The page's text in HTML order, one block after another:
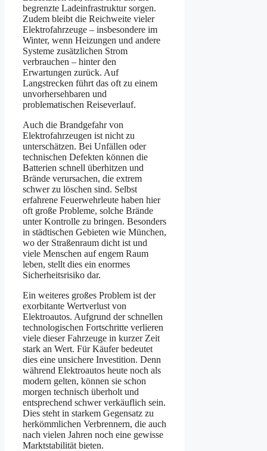
begrenzte Ladeinfrastruktur sorgen.
Zudem bleibt die Reichweite vieler
Elektrofahrzeuge – insbesondere im
Winter, wenn Heizungen und andere
Systeme zusätzlichen Strom
verbrauchen – hinter den
Erwartungen zurück. Auf
Langstrecken führt das oft zu einem
unvorhersehbaren und
problematischen Reiseverlauf.
Auch die Brandgefahr von
Elektrofahrzeugen ist nicht zu
unterschätzen. Bei Unfällen oder
technischen Defekten können die
Batterien schnell überhitzen und
Brände verursachen, die extrem
schwer zu löschen sind. Selbst
erfahrene Feuerwehrleute haben hier
oft große Probleme, solche Brände
unter Kontrolle zu bringen. Besonders
in städtischen Gebieten wie München,
wo der Straßenraum dicht ist und
viele Menschen auf engem Raum
leben, stellt dies ein enormes
Sicherheitsrisiko dar.
Ein weiteres großes Problem ist der
exorbitante Wertverlust von
Elektroautos. Aufgrund der schnellen
technologischen Fortschritte verlieren
viele dieser Fahrzeuge in kurzer Zeit
stark an Wert. Für Käufer bedeutet
dies eine unsichere Investition. Denn
während Elektroautos heute noch als
modern gelten, können sie schon
morgen technisch überholt und
entsprechend schwer verkäuflich sein.
Dies steht in starkem Gegensatz zu
herkömmlichen Verbrennern, die auch
nach vielen Jahren noch eine gewisse
Marktstabilität bieten.